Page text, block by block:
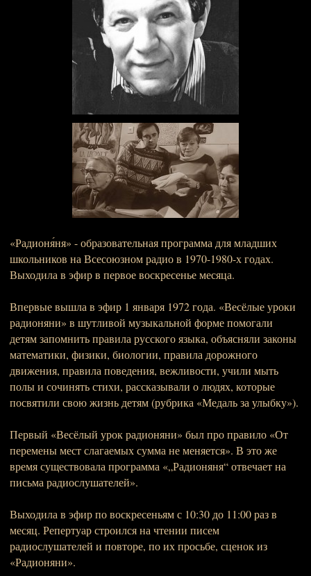
«Радионя́ня» - образовательная программа для младших
школьников на Всесоюзном радио в 1970-1980-х годах.
Выходила в эфир в первое воскресенье месяца.
Впервые вышла в эфир 1 января 1972 года. «Весёлые уроки
радионяни» в шутливой музыкальной форме помогали
детям запомнить правила русского языка, объясняли законы
математики, физики, биологии, правила дорожного
движения, правила поведения, вежливости, учили мыть
полы и сочинять стихи, рассказывали о людях, которые
посвятили свою жизнь детям (рубрика «Медаль за улыбку»).
Первый «Весёлый урок радионяни» был про правило «От
перемены мест слагаемых сумма не меняется». В это же
время существовала программа «„Радионяня“ отвечает на
письма радиослушателей».
Выходила в эфир по воскресеньям с 10:30 до 11:00 раз в
месяц. Репертуар строился на чтении писем
радиослушателей и повторе, по их просьбе, сценок из
«Радионяни».